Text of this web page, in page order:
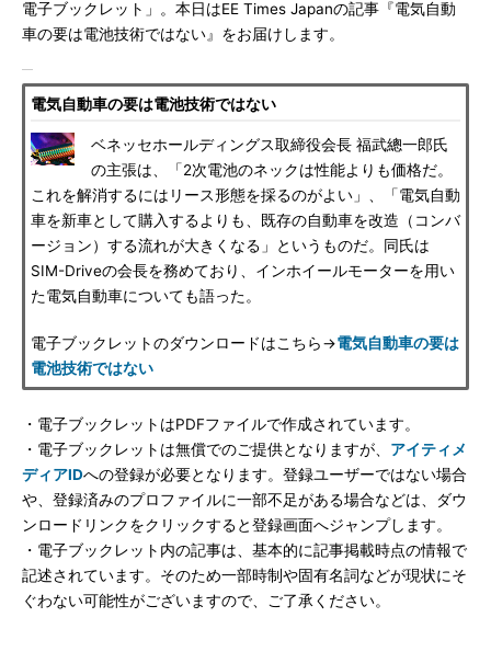
電子ブックレット」。本日はEE Times Japanの記事『電気自動
車の要は電池技術ではない』をお届けします。
電気自動車の要は電池技術ではない
ベネッセホールディングス取締役会長 福武總一郎氏
の主張は、「2次電池のネックは性能よりも価格だ。
これを解消するにはリース形態を採るのがよい」、「電気自動
車を新車として購入するよりも、既存の自動車を改造（コンバ
ージョン）する流れが大きくなる」というものだ。同氏は
SIM-Driveの会長を務めており、インホイールモーターを用い
た電気自動車についても語った。
電子ブックレットのダウンロードはこちら→電気自動車の要は
電池技術ではない
・電子ブックレットはPDFファイルで作成されています。
・電子ブックレットは無償でのご提供となりますが、 アイティメ
ディアIDへの登録が必要となります。登録ユーザーではない場合
や、登録済みのプロファイルに一部不足がある場合などは、ダウ
ンロードリンクをクリックすると登録画面へジャンプします。
・電子ブックレット内の記事は、基本的に記事掲載時点の情報で
記述されています。そのため一部時制や固有名詞などが現状にそ
ぐわない可能性がございますので、ご了承ください。